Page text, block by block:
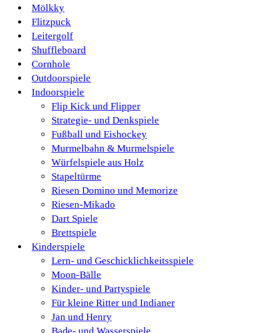
Mölkky
Flitzpuck
Leitergolf
Shuffleboard
Cornhole
Outdoorspiele
Indoorspiele
Flip Kick und Flipper
Strategie- und Denkspiele
Fußball und Eishockey
Murmelbahn & Murmelspiele
Würfelspiele aus Holz
Stapeltürme
Riesen Domino und Memorize
Riesen-Mikado
Dart Spiele
Brettspiele
Kinderspiele
Lern- und Geschicklichkeitsspiele
Moon-Bälle
Kinder- und Partyspiele
Für kleine Ritter und Indianer
Jan und Henry